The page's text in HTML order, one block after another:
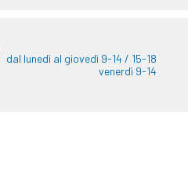
dal lunedì al giovedì 9-14 / 15-18
venerdì 9-14